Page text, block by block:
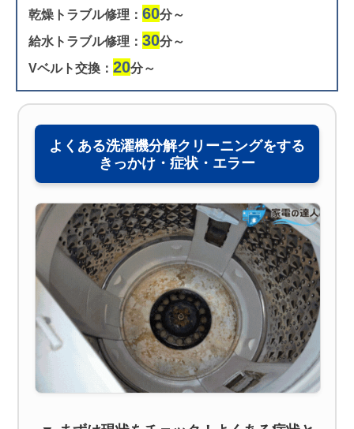
乾燥トラブル修理： 60分～
給水トラブル修理： 30分～
Vベルト交換： 20分～
よくある洗濯機分解クリーニングをする
きっかけ・症状・エラー